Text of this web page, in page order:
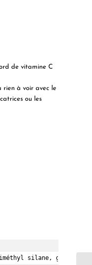
de vitamine C
rien à voir avec le
ou les
silane,